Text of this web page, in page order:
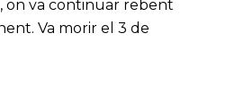
on va continuar rebent
Va morir el 3 de